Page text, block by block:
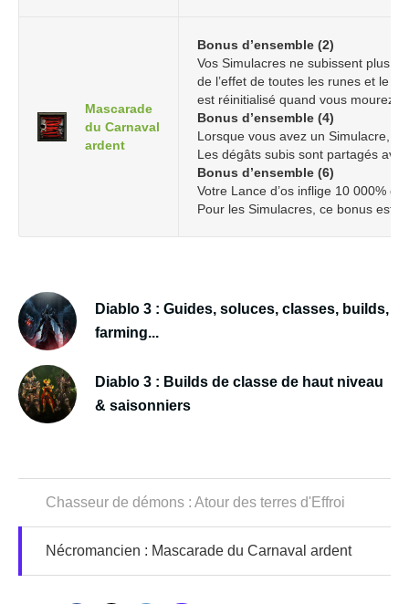
Mascarade
du Carnaval
ardent
Bonus d’ensemble (2)
Vos Simulacres ne subissent plus
de l’effet de toutes les runes et le
est réinitialisé quand vous mourez.
Bonus d’ensemble (4)
Lorsque vous avez un Simulacre,
Les dégâts subis sont partagés
Bonus d’ensemble (6)
Votre Lance d’os inflige 10 000%
Pour les Simulacres, ce bonus est
Diablo 3 : Guides, soluces, classes, builds,
farming...
Diablo 3 : Builds de classe de haut niveau
& saisonniers
Chasseur de démons : Atour des terres d'Effroi
Nécromancien : Mascarade du Carnaval ardent